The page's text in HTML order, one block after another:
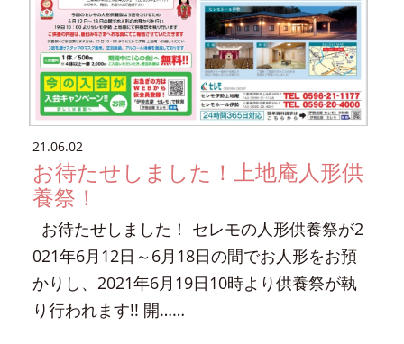
21.06.02
お待たせしました！上地庵人形供
養祭！
お待たせしました！ セレモの人形供養祭が2
021年6月12日～6月18日の間でお人形をお預
かりし、2021年6月19日10時より供養祭が執
り行われます!! 開……